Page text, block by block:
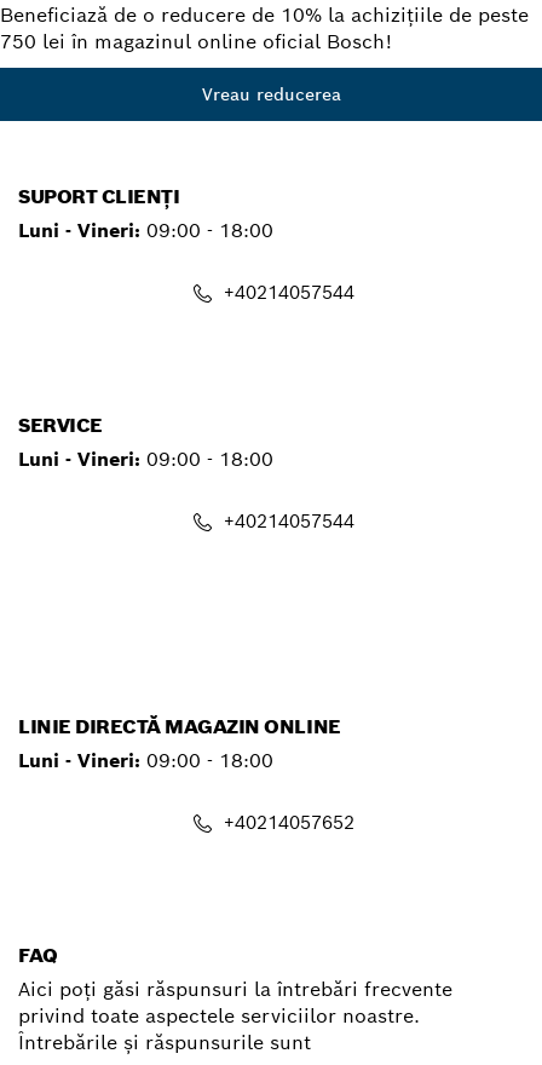
Beneficiază de o reducere de 10% la achizițiile de peste
750 lei în magazinul online oficial Bosch!
Vreau reducerea
SUPORT CLIENȚI
Luni - Vineri: 09:00 - 18:00
+40214057544
SERVICE
Luni - Vineri: 09:00 - 18:00
+40214057544
LINIE DIRECTĂ MAGAZIN ONLINE
Luni - Vineri: 09:00 - 18:00
+40214057652
FAQ
Aici poți găsi răspunsuri la întrebări frecvente
privind toate aspectele serviciilor noastre.
Întrebările și răspunsurile sunt